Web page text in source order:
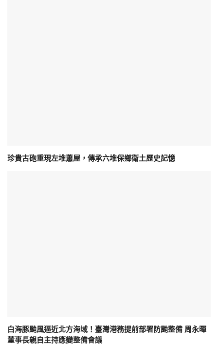
珍貴古砲重現左堆蕭屋，傳承六堆保鄉衛土歷史記憶
白海豚颱風逼近北方海域！臺灣港務提前部署防颱整備 周永暉
董事長親自主持應變整備會議